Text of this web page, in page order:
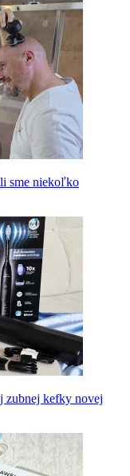
sme niekoľko
zubnej kefky novej